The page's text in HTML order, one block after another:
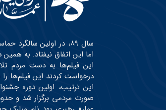
سال ۸۹، در اولین
اما این اتفاق نیفتاد. به
این فیلم‌ها به دست مردم
درخواست کردند این فیلم‌ها